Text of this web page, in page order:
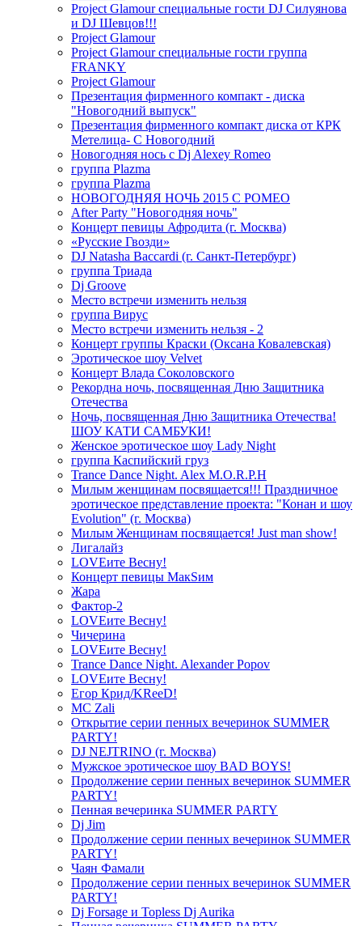
Project Glamour специальные гости DJ Силуянова
и DJ Шевцов!!!
Project Glamour
Project Glamour специальные гости группа
FRANKY
Project Glamour
Презентация фирменного компакт - диска
"Новогодний выпуск"
Презентация фирменного компакт диска от КРК
Метелица- С Новогодний
Новогодняя нось с Dj Alexey Romeo
группа Plazma
группа Plazma
НОВОГОДНЯЯ НОЧЬ 2015 C РОМЕО
After Party "Новогодняя ночь"
Концерт певицы Афродита (г. Москва)
«Русские Гвозди»
DJ Natasha Baccardi (г. Санкт-Петербург)
группа Триада
Dj Groove
Место встречи изменить нельзя
группа Вирус
Место встречи изменить нельзя - 2
Концерт группы Краски (Оксана Ковалевская)
Эротическое шоу Velvet
Концерт Влада Соколовского
Рекордна ночь, посвященная Дню Защитника
Отечества
Ночь, посвященная Дню Защитника Отечества!
ШОУ КАТИ САМБУКИ!
Женское эротическое шоу Lady Night
группа Каспийский груз
Trance Dance Night. Alex M.O.R.P.H
Милым женщинам посвящается!!! Праздничное
эротическое представление проекта: "Конан и шоу
Evolution" (г. Москва)
Милым Женщинам посвящается! Just man show!
Лигалайз
LOVEите Весну!
Концерт певицы МакSим
Жара
Фактор-2
LOVEите Весну!
Чичерина
LOVEите Весну!
Trance Dance Night. Alexander Popov
LOVEите Весну!
Егор Крид/KReeD!
MC Zali
Открытие серии пенных вечеринок SUMMER
PARTY!
DJ NEJTRINO (г. Москва)
Мужское эротическое шоу BAD BOYS!
Продолжение серии пенных вечеринок SUMMER
PARTY!
Пенная вечеринка SUMMER PARTY
Dj Jim
Продолжение серии пенных вечеринок SUMMER
PARTY!
Чаян Фамали
Продолжение серии пенных вечеринок SUMMER
PARTY!
Dj Forsage и Topless Dj Aurika